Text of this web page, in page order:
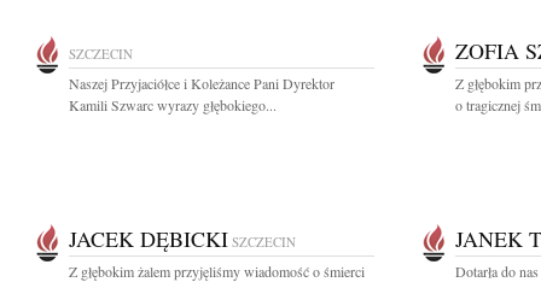
SZCZECIN
Naszej Przyjaciółce i Koleżance Pani Dyrektor
Kamili Szwarc wyrazy głębokiego...
ZOFIA
Z głębokim
o tragicznej
JACEK DĘBICKI SZCZECIN
Z głębokim żalem przyjęliśmy wiadomość o śmierci
JANEK
Dotarła do